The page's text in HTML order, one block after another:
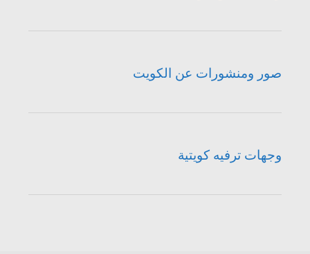
صور ومنشورات عن الكويت
وجهات ترفيه كويتية